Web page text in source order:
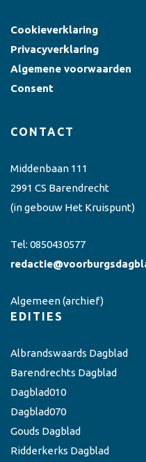
Cookieverklaring
Privacyverklaring
Algemene voorwaarden
Consent
CONTACT
Middenbaan 111
2991 CS Barendrecht
(in gebouw Het Kruispunt)
Tel: 0850430577
Algemeen(archief)
EDITIES
Albrandswaards Dagblad
Barendrechts Dagblad
Dagblad010
Dagblad070
Gouds Dagblad
Ridderkerks Dagblad